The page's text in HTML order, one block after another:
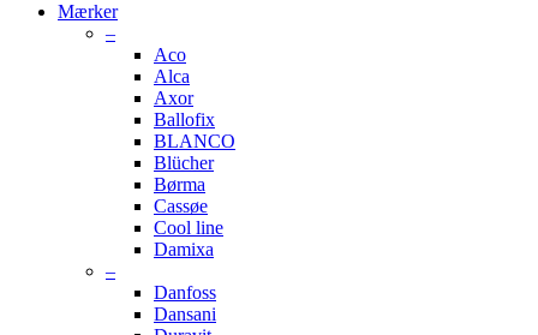
Mærker
–
Aco
Alca
Axor
Ballofix
BLANCO
Blücher
Børma
Cassøe
Cool line
Damixa
–
Danfoss
Dansani